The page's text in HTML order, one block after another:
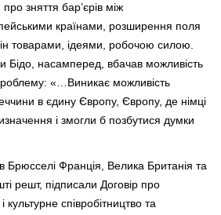
зняття бар’єрів між
країнами, розширення поля
товарами, ідеями, робочою силою.
Бідо, насамперед, вбачав можливість
«…Виникає можливість
в єдину Європу, Європу, де німці
і змогли б позбутися думки
Брюсселі Франція, Велика Британія та
решт, підписали Договір про
культурне співробітництво та